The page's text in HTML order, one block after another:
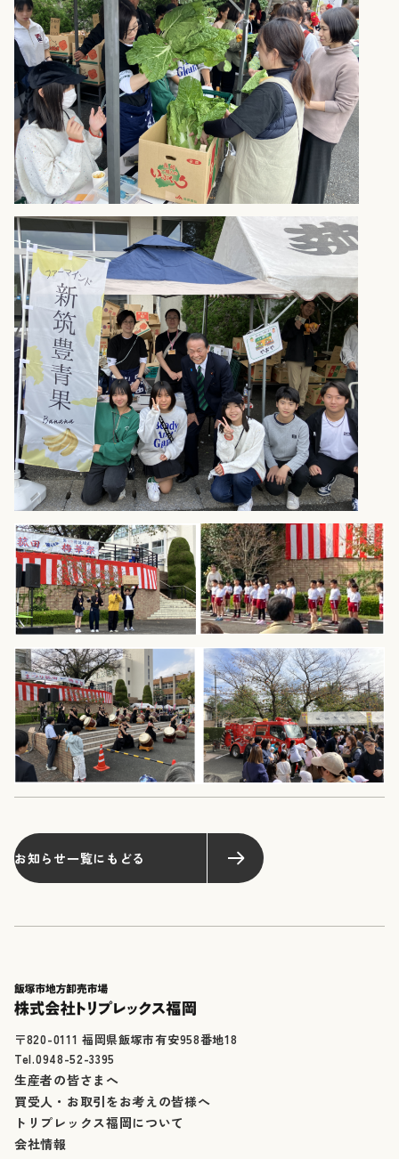
お知らせ一覧にもどる
〒820-0111 福岡県飯塚市有安958番地18
Tel.0948-52-3395
生産者の皆さまへ
買受人・お取引をお考えの皆様へ
トリプレックス福岡について
会社情報